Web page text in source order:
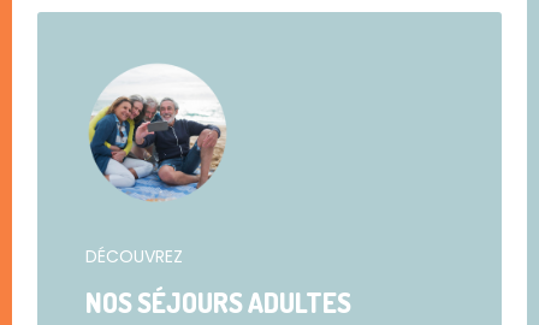
DÉCOUVREZ
NOS SÉJOURS ADULTES